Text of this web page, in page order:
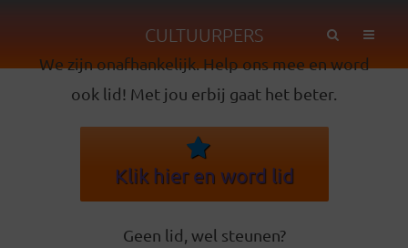
CULTUURPERS
We zijn onafhankelijk. Help ons mee en word
ook lid! Met jou erbij gaat het beter.
Klik hier en word lid
Geen lid, wel steunen?